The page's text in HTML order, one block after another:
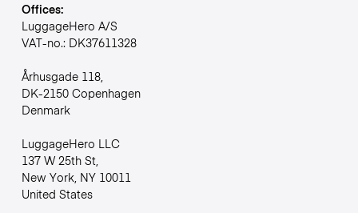
Offices:
LuggageHero A/S
VAT-no.: DK37611328
Århusgade 118,
DK-2150 Copenhagen
Denmark
LuggageHero LLC
137 W 25th St,
New York, NY 10011
United States